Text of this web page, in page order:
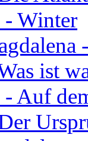
- Winter
ist
Auf